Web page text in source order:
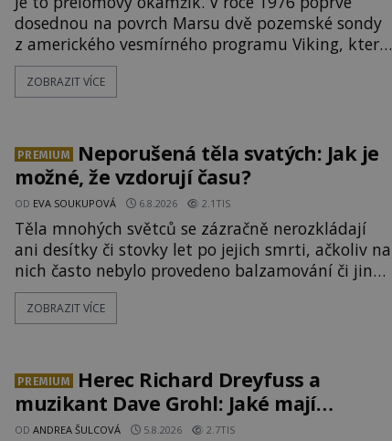
dosednou na povrch Marsu dvě pozemské sondy
z amerického vesmírného programu Viking, které
jsou schopny pořídit fotografie záhadami
opředené rudé planety. Viking 1 zde zaznamená
připomínající lidskou tvář. NASA (Národní úřad
ZOBRAZIT VÍCE
PREMIUM
Neporušená těla svatých: Jak je
možné, že vzdorují času?
OD EVA SOUKUPOVÁ 6.8.2026 2.1TIS
Těla mnohých světců se zázračně nerozkládají
ani desítky či stovky let po jejich smrti, ačkoliv na
nich často nebylo provedeno balzamování či jiné
pokusy o konzervaci. Neporušené ostatky bývají
považovány za důkaz svatosti zemřelých. Jaké
Milosrdných
ZOBRAZIT VÍCE
PREMIUM
Herec Richard Dreyfuss a
muzikant Dave Grohl: Jaké mají
paranormální zážitky?
ODANDREA ŠULCOVÁ 5.8.2026 2.7TIS